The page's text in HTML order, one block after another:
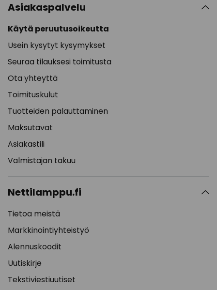
Asiakaspalvelu
Käytä peruutusoikeutta
Usein kysytyt kysymykset
Seuraa tilauksesi toimitusta
Ota yhteyttä
Toimituskulut
Tuotteiden palauttaminen
Maksutavat
Asiakastili
Valmistajan takuu
Nettilamppu.fi
Tietoa meistä
Markkinointiyhteistyö
Alennuskoodit
Uutiskirje
Tekstiviestiuutiset